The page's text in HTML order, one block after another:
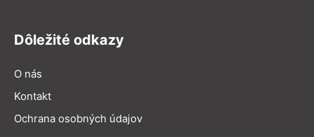
Dôležité odkazy
O nás
Kontakt
Ochrana osobných údajov